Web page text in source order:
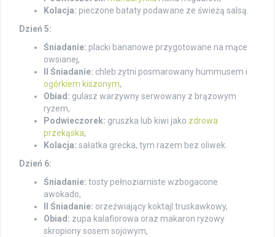
Kolacja: pieczone bataty podawane ze świeżą salsą.
Dzień 5:
Śniadanie: placki bananowe przygotowane na mące
owsianej,
II Śniadanie: chleb żytni posmarowany hummusem i
ogórkiem kiszonym,
Obiad: gulasz warzywny serwowany z brązowym
ryżem,
Podwieczorek: gruszka lub kiwi jako zdrowa
przekąska,
Kolacja: sałatka grecka, tym razem bez oliwek.
Dzień 6:
Śniadanie: tosty pełnoziarniste wzbogacone
awokado,
II Śniadanie: orzeźwiający koktajl truskawkowy,
Obiad: zupa kalafiorowa oraz makaron ryżowy
skropiony sosem sojowym,